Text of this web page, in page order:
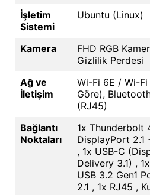
İşletim
Sistemi
Ubuntu (Linux)
Kamera
FHD RGB
Gizlilik Perdesi
Ağ ve
İletişim
Wi-Fi 6E / Wi-Fi
Göre),
(RJ45)
Bağlantı
Noktaları
1x Thunderbolt
DisplayPort 2.1
, 1x USB-C
Delivery 3.1) ,
USB 3.2 Gen1
2.1 , 1x RJ45 ,